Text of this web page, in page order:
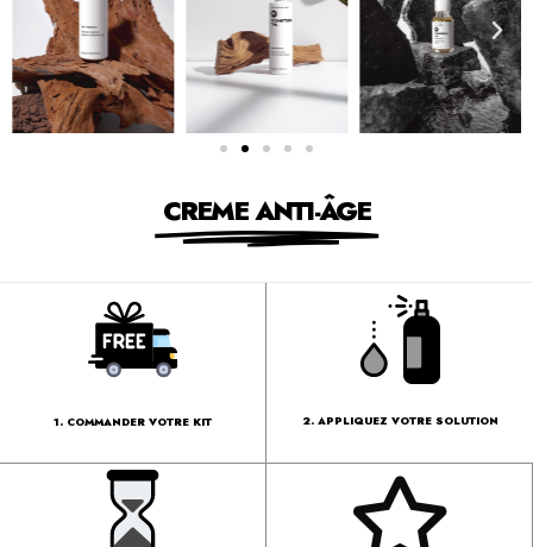
CREME ANTI-ÂGE
1. COMMANDER VOTRE KIT 2. APPLIQUEZ VOTRE SOLUTION